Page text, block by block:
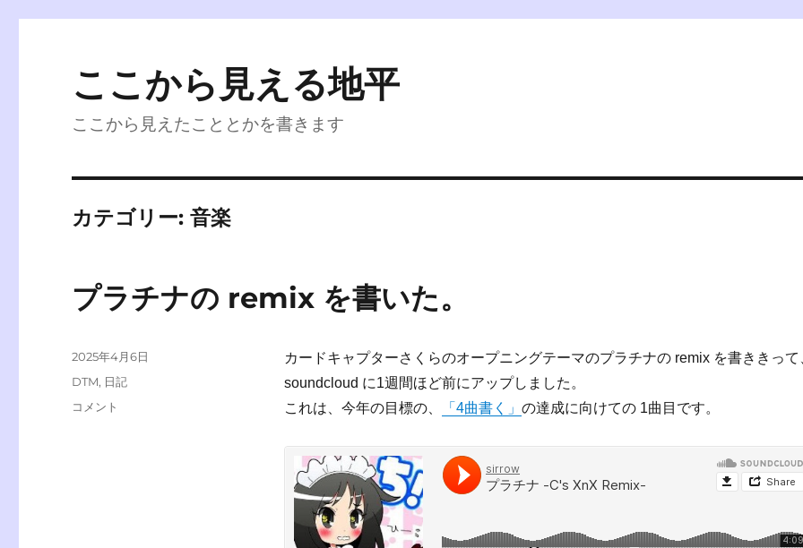
ここから見える地平
ここから見えたこととかを書きます
カテゴリー:音楽
プラチナの remix を書いた。
カードキャプターさくらのオープニングテーマのプラチナの remix を書ききって
soundcloud に1週間ほど前にアップしました。
これは、今年の目標の、
「4曲書く」 の達成に向けての 1曲目です。
投
2025年4月6日
カ
DTM, 日記
プ
コメント